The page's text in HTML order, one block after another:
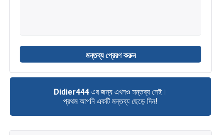
Didier444 এর জন্য এখনও মন্তব্য নেই।
প্রথম আপনি একটি মন্তব্য ছেড়ে দিন!